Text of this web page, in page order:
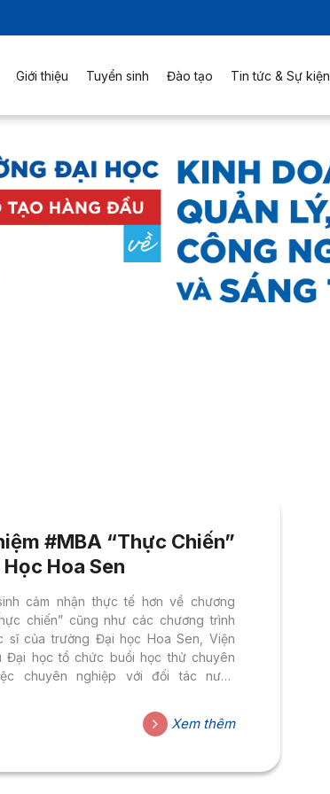
Giới thiệu Tuyển sinh Đào tạo Tin tức & Sự kiện
#MBA “Thực Chiến”
Hoa Sen
cảm nhận thực tế hơn về chương
chiến” cũng như các chương trình
sĩ của trường Đại học Hoa Sen, Viện
Đại học tổ chức buổi học thử chuyên
chuyên nghiệp với đối tác nước
Tập đoàn Altios tại Việt Nam. TRẢI
“THỰC CHIẾN” Chuyên đề: LÀM
gia buổi học
Xem thêm